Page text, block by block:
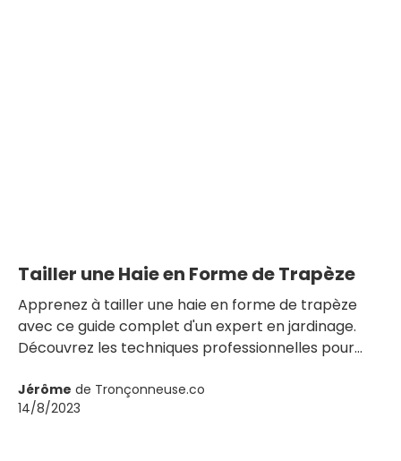
Tailler une Haie en Forme de Trapèze
Apprenez à tailler une haie en forme de trapèze
avec ce guide complet d'un expert en jardinage.
Découvrez les techniques professionnelles pour
sommet à l'inclinaison de la lame. Donnez à votre
haie une forme unique et fonctionnelle dès
Jérôme de Tronçonneuse.co
14/8/2023